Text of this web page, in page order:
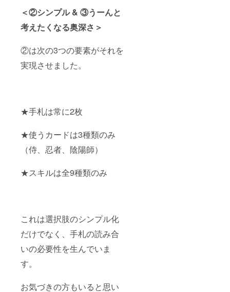
＜②シンプル & ③うーんと
考えたくなる奥深さ＞
②は次の3つの要素がそれを
実現させました。
★手札は常に2枚
★使うカードは3種類のみ
（侍、忍者、陰陽師）
★スキルは全9種類のみ
これは選択肢のシンプル化
だけでなく、手札の読み合
いの必要性を生んでいま
す。
お気づきの方もいると思い